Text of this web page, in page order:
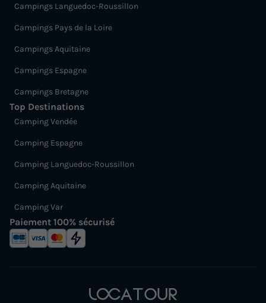
Campings Languedoc-Roussillon
Campings Pays de la Loire
Campings Aquitaine
Campings Espagne
Campings Bretagne
Top Destinations
Camping Vendée
Camping Espagne
Camping Languedoc-Roussillon
Camping Aquitaine
Camping Var
Paiement 100% sécurisé